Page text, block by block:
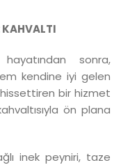
sonra,
kendine iyi gelen
bir hizmet
ön plana
inek peyniri, taze